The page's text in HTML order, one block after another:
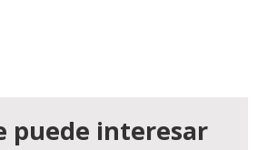
puede interesar